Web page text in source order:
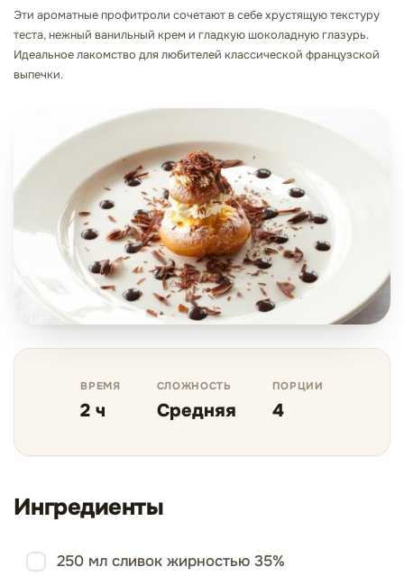
Эти ароматные профитроли сочетают в себе хрустящую текстуру
теста, нежный ванильный крем и гладкую шоколадную глазурь.
Идеальное лакомство для любителей классической французской
выпечки.
ВРЕМЯ
2 ч
СЛОЖНОСТЬ
Средняя
ПОРЦИИ
4
Ингредиенты
250 мл сливок жирностью 35%